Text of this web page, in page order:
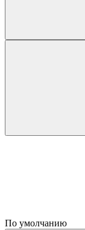
По умолчанию